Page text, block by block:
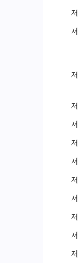
제
제
제
제
제
제
제
제
제
제
제
제